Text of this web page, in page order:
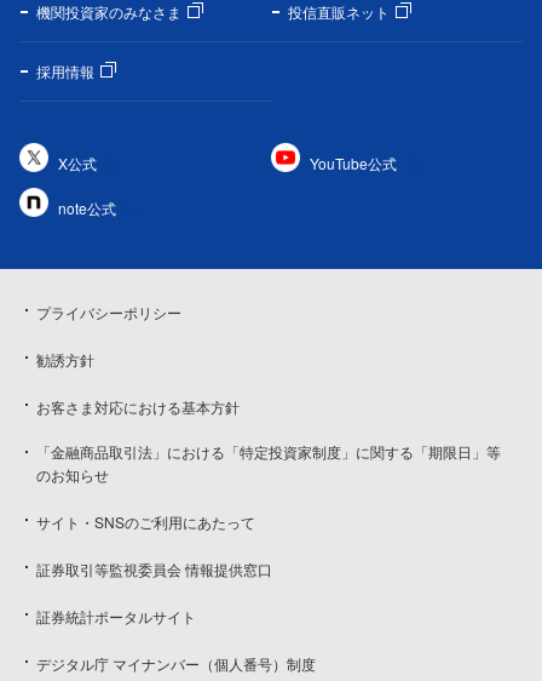
機関投資家のみなさま 投信直販ネット
採用情報
X公式 YouTube公式
note公式
プライバシーポリシー
勧誘方針
お客さま対応における基本方針
「金融商品取引法」における「特定投資家制度」に関する「期限日」等
のお知らせ
サイト・SNSのご利用にあたって
証券取引等監視委員会 情報提供窓口
証券統計ポータルサイト
デジタル庁 マイナンバー（個人番号）制度